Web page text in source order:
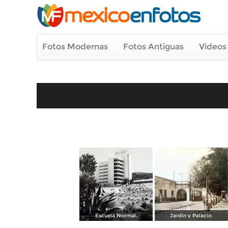
Fotos Modernas Fotos Antiguas
Escuela Normal. Jardin y Palacio.